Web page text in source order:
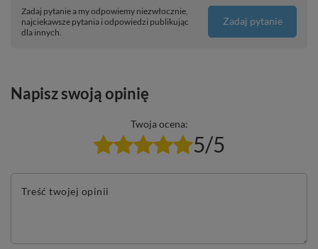
Zadaj pytanie a my odpowiemy niezwłocznie,
najciekawsze pytania i odpowiedzi publikując
dla innych.
Zadaj pytanie
Napisz swoją opinię
Twoja ocena:
5/5
Treść twojej opinii